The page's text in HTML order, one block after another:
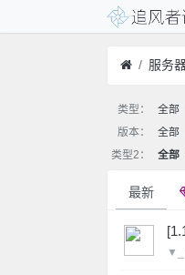
服务
类型： 全部
版本：
全部
类型2：
全部
最新